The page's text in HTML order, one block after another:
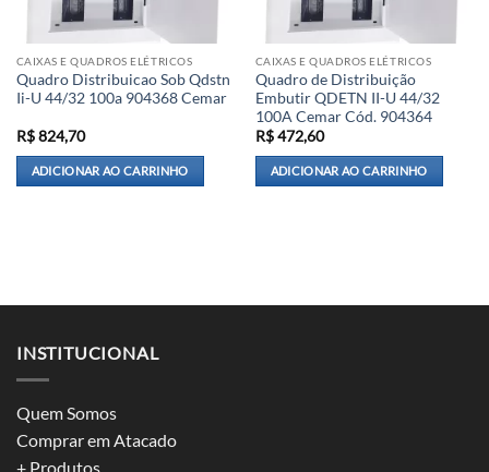
CAIXAS E QUADROS ELÉTRICOS
Quadro Distribuicao Sob Qdstn
Ii-U 44/32 100a 904368 Cemar
R$824,70
ADICIONAR AO CARRINHO
CAIXAS E QUADROS ELÉTRICOS
Quadro de Distribuição
Embutir QDETN II-U 44/32
100A Cemar Cód. 904364
R$472,60
ADICIONAR AO CARRINHO
INSTITUCIONAL
Quem Somos
Comprar em Atacado
+ Produtos